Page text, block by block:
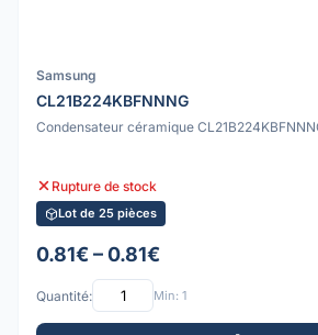
Samsung
CL21B224KBFNNNG
Condensateur céramique
Rupture de stock
Lot de 25 pièces
0.81€ – 0.81€
Quantité: Min: 1